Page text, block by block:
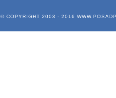
© COPYRIGHT 2003 - 2016